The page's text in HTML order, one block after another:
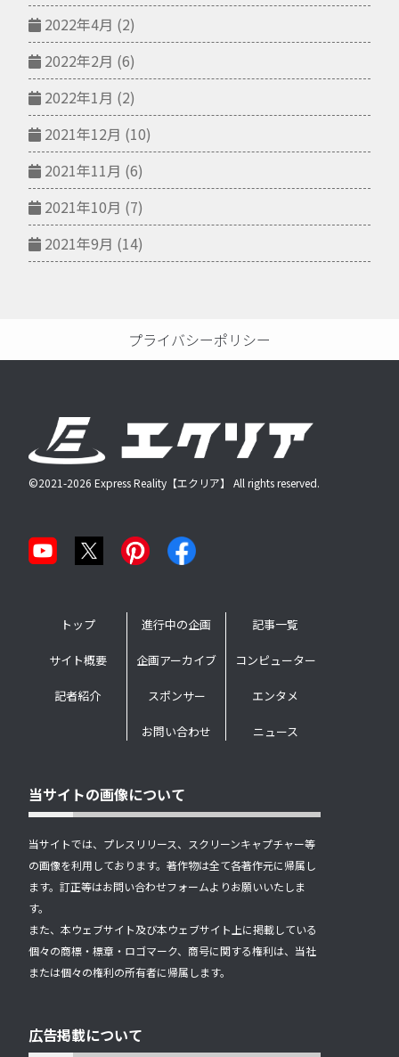
2022年4月 (2)
2022年2月 (6)
2022年1月 (2)
2021年12月 (10)
2021年11月 (6)
2021年10月 (7)
2021年9月 (14)
プライバシーポリシー
©2021-2026 Express Reality【エクリア】 All rights reserved.
トップ
サイト概要
記者紹介
進行中の企画
企画アーカイブ
スポンサー
お問い合わせ
記事一覧
コンピューター
エンタメ
ニュース
当サイトの画像について
当サイトでは、プレスリリース、スクリーンキャプチャー等
の画像を利用しております。著作物は全て各著作元に帰属し
ます。訂正等はお問い合わせフォームよりお願いいたしま
す。
また、本ウェブサイト及び本ウェブサイト上に掲載している
個々の商標・標章・ロゴマーク、商号に関する権利は、当社
または個々の権利の所有者に帰属します。
広告掲載について